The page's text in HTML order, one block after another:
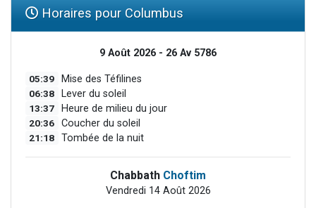
Horaires pour Columbus
9 Août 2026 - 26 Av 5786
05:39 Mise des Téfilines
06:38 Lever du soleil
13:37 Heure de milieu du jour
20:36 Coucher du soleil
21:18 Tombée de la nuit
Chabbath Choftim
Vendredi 14 Août 2026